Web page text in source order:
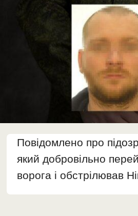
Повідомлено про
який добровільно
ворога і обстрілював